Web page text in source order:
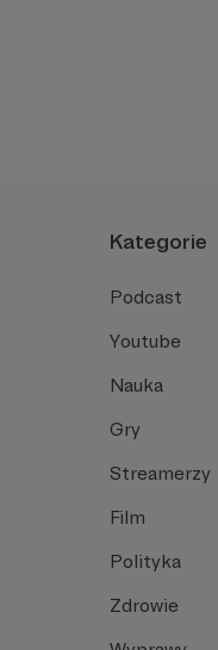
Kategorie
Podcast
Youtube
Nauka
Gry
Streamerzy
Film
Polityka
Zdrowie